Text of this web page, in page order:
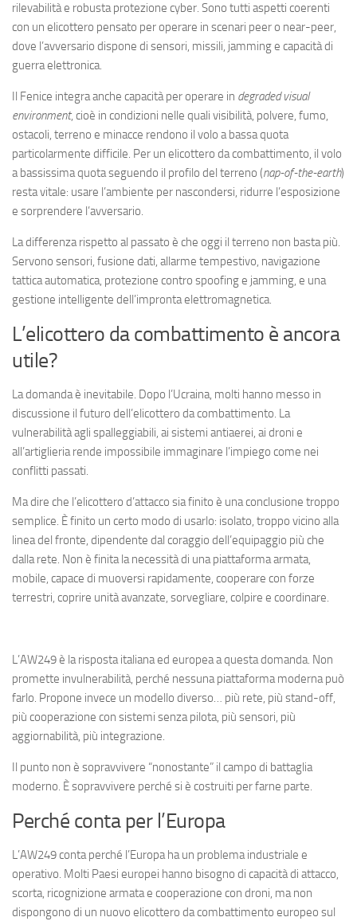
rilevabilità e robusta protezione cyber. Sono tutti aspetti coerenti
con un elicottero pensato per operare in scenari peer o near-peer,
dove l’avversario dispone di sensori, missili, jamming e capacità di
guerra elettronica.
Il Fenice integra anche capacità per operare in degraded visual
environment, cioè in condizioni nelle quali visibilità, polvere, fumo,
ostacoli, terreno e minacce rendono il volo a bassa quota
particolarmente difficile. Per un elicottero da combattimento, il volo
a bassissima quota seguendo il profilo del terreno (nap-of-the-earth)
resta vitale: usare l’ambiente per nascondersi, ridurre l’esposizione
e sorprendere l’avversario.
La differenza rispetto al passato è che oggi il terreno non basta più.
Servono sensori, fusione dati, allarme tempestivo, navigazione
tattica automatica, protezione contro spoofing e jamming, e una
gestione intelligente dell’impronta elettromagnetica.
L’elicottero da combattimento è ancora
utile?
La domanda è inevitabile. Dopo l’Ucraina, molti hanno messo in
discussione il futuro dell’elicottero da combattimento. La
vulnerabilità agli spalleggiabili, ai sistemi antiaerei, ai droni e
all’artiglieria rende impossibile immaginare l’impiego come nei
conflitti passati.
Ma dire che l’elicottero d’attacco sia finito è una conclusione troppo
semplice. È finito un certo modo di usarlo: isolato, troppo vicino alla
linea del fronte, dipendente dal coraggio dell’equipaggio più che
dalla rete. Non è finita la necessità di una piattaforma armata,
mobile, capace di muoversi rapidamente, cooperare con forze
terrestri, coprire unità avanzate, sorvegliare, colpire e coordinare.
L’AW249 è la risposta italiana ed europea a questa domanda. Non
promette invulnerabilità, perché nessuna piattaforma moderna può
farlo. Propone invece un modello diverso… più rete, più stand-off,
più cooperazione con sistemi senza pilota, più sensori, più
aggiornabilità, più integrazione.
Il punto non è sopravvivere “nonostante” il campo di battaglia
moderno. È sopravvivere perché si è costruiti per farne parte.
Perché conta per l’Europa
L’AW249 conta perché l’Europa ha un problema industriale e
operativo. Molti Paesi europei hanno bisogno di capacità di attacco,
scorta, ricognizione armata e cooperazione con droni, ma non
dispongono di un nuovo elicottero da combattimento europeo sul